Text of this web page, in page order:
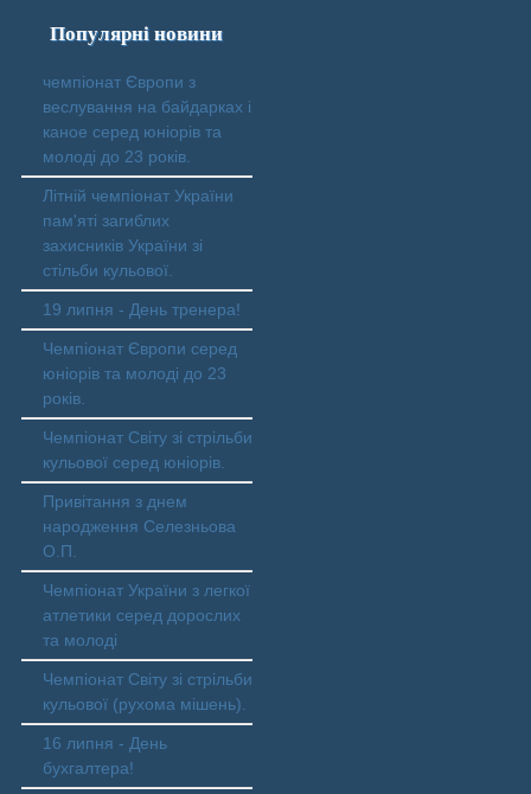
Популярні новини
чемпіонат Європи з
веслування на байдарках і
каное серед юніорів та
молоді до 23 років.
Літній чемпіонат України
пам'яті загиблих
захисників України зі
стільби кульової.
19 липня - День тренера!
Чемпіонат Європи серед
юніорів та молоді до 23
років.
Чемпіонат Світу зі стрільби
кульової серед юніорів.
Привітання з днем
народження Селезньова
О.П.
Чемпіонат України з легкої
атлетики серед дорослих
та молоді
Чемпіонат Світу зі стрільби
кульової (рухома мішень).
16 липня - День
бухгалтера!